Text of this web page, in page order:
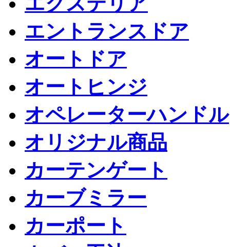
エントランスドア
オートドア
オートヒンジ
オペレーターハンドル
オリジナル商品
カーテンゲート
カーブミラー
カーポート